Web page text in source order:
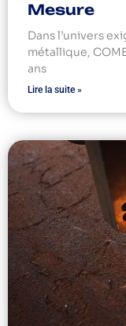
Mesure
Dans l’univers
métallique,
ans
Lire la suite »